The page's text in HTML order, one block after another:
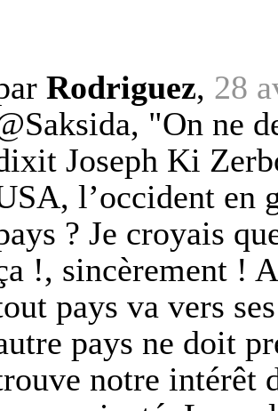
Rodriguez, 28
"On ne
Joseph Ki
l’occident en
? Je croyais
!, sincèrement !
pays va vers
pays ne doit
notre intérêt